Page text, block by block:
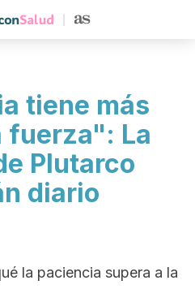
tiene más
fuerza": La
Plutarco
diario
la paciencia supera a la